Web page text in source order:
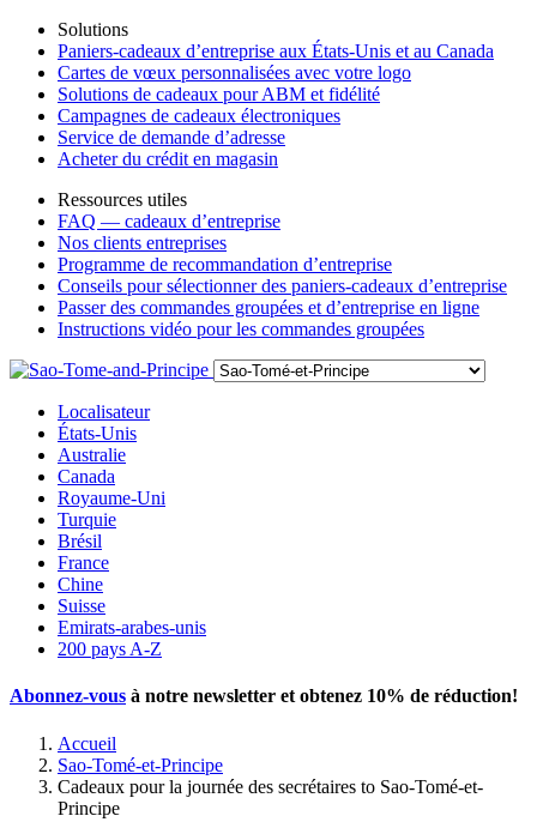
Solutions
Paniers-cadeaux d’entreprise aux États-Unis et au Canada
Cartes de vœux personnalisées avec votre logo
Solutions de cadeaux pour ABM et fidélité
Campagnes de cadeaux électroniques
Service de demande d’adresse
Acheter du crédit en magasin
Ressources utiles
FAQ — cadeaux d’entreprise
Nos clients entreprises
Programme de recommandation d’entreprise
Conseils pour sélectionner des paniers-cadeaux d’entreprise
Passer des commandes groupées et d’entreprise en ligne
Instructions vidéo pour les commandes groupées
Localisateur
États-Unis
Australie
Canada
Royaume-Uni
Turquie
Brésil
France
Chine
Suisse
Emirats-arabes-unis
200 pays A-Z
Abonnez-vous à notre newsletter et obtenez 10% de réduction!
Accueil
Sao-Tomé-et-Principe
Cadeaux pour la journée des secrétaires to Sao-Tomé-et-
Principe